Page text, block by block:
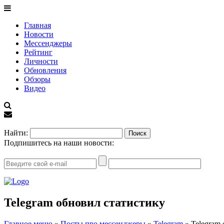
Главная
Новости
Мессенджеры
Рейтинг
Личности
Обновления
Обзоры
Видео
Найти:
Подпишитесь на наши новости:
Telegram обновил статистику